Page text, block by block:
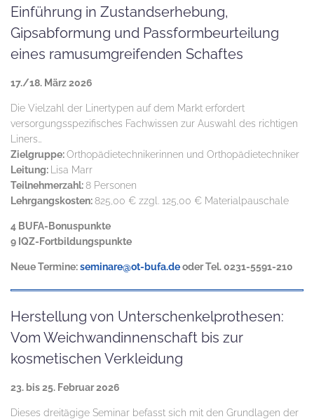
Einführung in Zustandserhebung,
Gipsabformung und Passformbeurteilung
eines ramusumgreifenden Schaftes
17./18. März 2026
Die Vielzahl der Linertypen auf dem Markt erfordert
versorgungsspezifisches Fachwissen zur Auswahl des richtigen
Liners…
Zielgruppe:Orthopädietechnikerinnen und Orthopädietechniker
Leitung: Lisa Marr
Teilnehmerzahl:8 Personen
Lehrgangskosten:825,00 € zzgl. 125,00 € Materialpauschale
4 BUFA-Bonuspunkte
9 IQZ-Fortbildungspunkte
Neue Termine:seminare@ot-bufa.deoder Tel. 0231-5591-210
Herstellung von Unterschenkelprothesen:
Vom Weichwandinnenschaft bis zur
kosmetischen Verkleidung
23. bis 25. Februar 2026
Dieses dreitägige Seminar befasst sich mit den Grundlagen der